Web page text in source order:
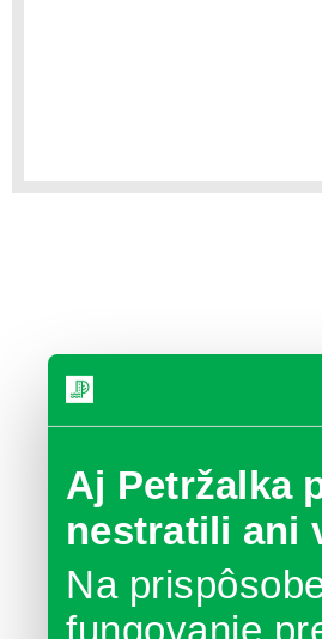
Aj Petržalka
nestratili ani
Na